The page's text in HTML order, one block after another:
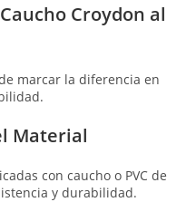
Croydon al
marcar la diferencia en
Material
con caucho o PVC de
y durabilidad.